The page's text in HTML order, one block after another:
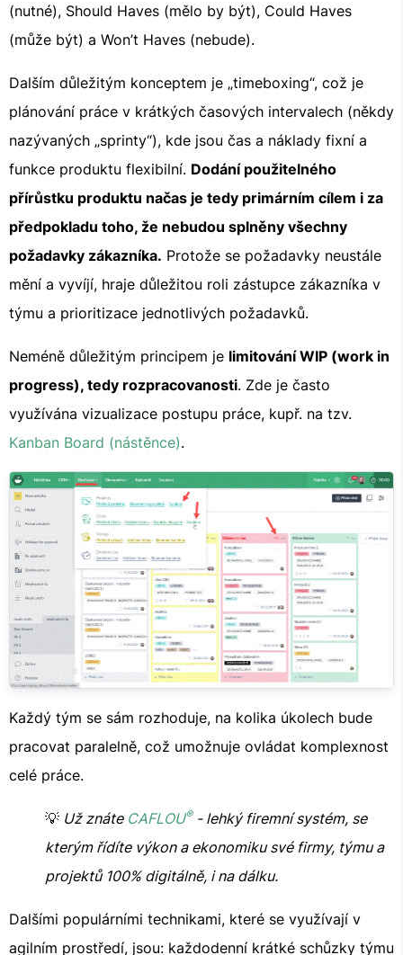
(nutné), Should Haves (mělo by být), Could Haves
(může být) a Won’t Haves (nebude).
Dalším důležitým konceptem je „timeboxing“, což je
plánování práce v krátkých časových intervalech (někdy
nazývaných „sprinty“), kde jsou čas a náklady fixní a
funkce produktu flexibilní. Dodání použitelného
přírůstku produktu načas je tedy primárním cílem i za
předpokladu toho, že nebudou splněny všechny
požadavky zákazníka. Protože se požadavky neustále
mění a vyvíjí, hraje důležitou roli zástupce zákazníka v
týmu a prioritizace jednotlivých požadavků.
Neméně důležitým principem je limitování WIP (work in
progress), tedy rozpracovanosti. Zde je často
využívána vizualizace postupu práce, kupř. na tzv.
Kanban Board (nástěnce).
Každý tým se sám rozhoduje, na kolika úkolech bude
pracovat paralelně, což umožnuje ovládat komplexnost
celé práce.
💡 Už znáte CAFLOU®- lehký firemní systém, se
kterým řídíte výkon a ekonomiku své firmy, týmu a
projektů 100% digitálně, i na dálku.
Dalšími populárními technikami, které se využívají v
agilním prostředí, jsou: každodenní krátké schůzky týmu